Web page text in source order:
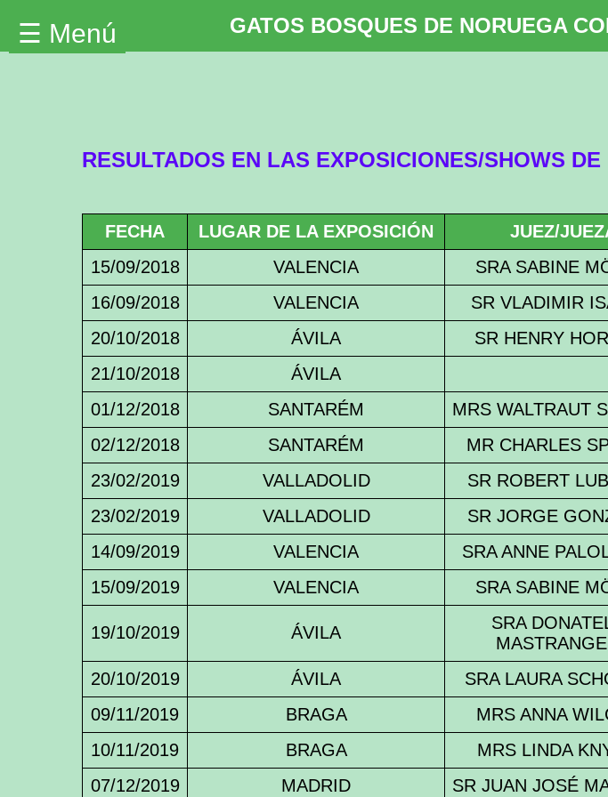
GATOS BOSQUES DE NORUEGA
☰ Menú
Nosotros
Disponibles
Información
RESULTADOS EN LAS EXPOSICIONES/SHOWS
FECHA LUGAR DE LA EXPOSICIÓN JUEZ/
15/09/2018
VALENCIA SRA SABINE
16/09/2018
VALENCIA SR VLADIMIR
20/10/2018
ÁVILA SR HENRY
21/10/2018
ÁVILA
01/12/2018
SANTARÉM MRS WALTRAUT
02/12/2018
SANTARÉM MR CHARLES
23/02/2019
VALLADOLID SR ROBERT
23/02/2019
VALLADOLID SR JORGE
14/09/2019
VALENCIA SRA ANNE
15/09/2019
VALENCIA SRA SABINE
19/10/2019 ÁVILA
SRA
20/10/2019 ÁVILA SRA LAURA
09/11/2019
BRAGA MRS ANNA
10/11/2019
BRAGA MRS LINDA
07/12/2019
MADRID SR JUAN JOSÉ